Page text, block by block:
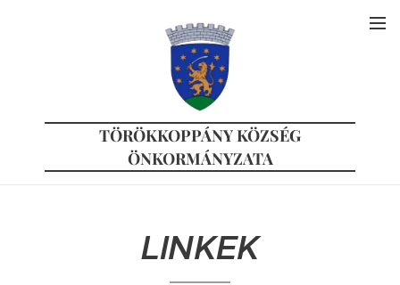
TÖRÖKKOPPÁNY KÖZSÉG
ÖNKORMÁNYZATA
LINKEK